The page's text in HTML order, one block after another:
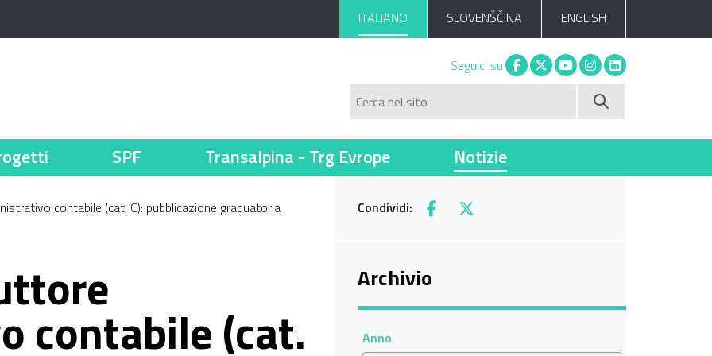
ITALIANO SLOVENŠČINA ENGLISH
Seguici su Facebook
X You tubeInstagram
Linkedin
SPF Transalpina - Trg Evrope Notizie
contabile (cat. C): pubblicazione graduatoria Condividi: Facebook
X
contabile (cat.
Archivio
Anno